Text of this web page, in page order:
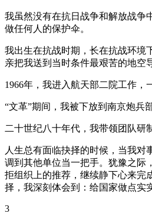
我虽然没有在抗日战争和解放战争
做任何人的保护伞。
我出生在抗战时期，长在抗战环境
亲把我送到当时条件最艰苦的地空
1966年，我进入航天部二院工作，
“文革”期间，我被下放到南京炮兵
二十世纪八十年代，我带领团队研
人生总有面临抉择的时候，当我
调到其他单位当一把手。犹豫之际
拒组织上的推荐，继续静下心来完
择，我深刻体会到：给国家做点实
3